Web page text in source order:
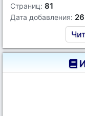
Страниц: 81
Дата добавления: